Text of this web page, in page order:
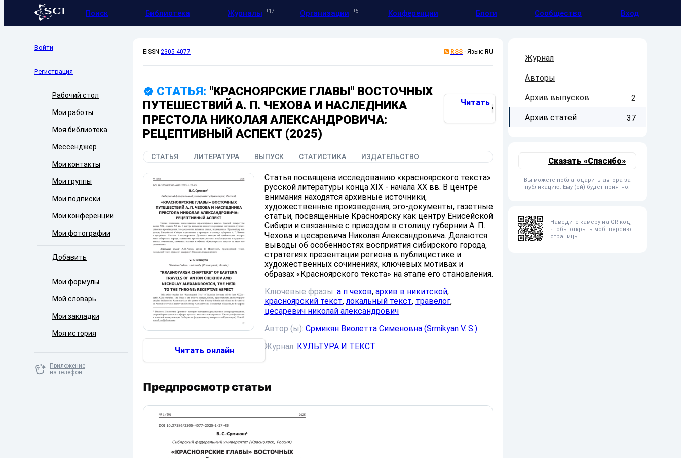
Поиск Библиотека Журналы 17 Организации 5 Конференции Блоги Сообщество Вход
Войти
Регистрация
Рабочий стол
Мои работы
Моя библиотека
Мессенджер
Мои контакты
Мои группы
Мои подписки
Мои конференции
Мои фотографии
Добавить
Мои формулы
Мой словарь
Мои закладки
Моя история
Приложение
на телефон
EISSN 2305-4077 RSS · Язык: RU
СТАТЬЯ: "КРАСНОЯРСКИЕ ГЛАВЫ" ВОСТОЧНЫХ
ПУТЕШЕСТВИЙ А. П. ЧЕХОВА И НАСЛЕДНИКА
ПРЕСТОЛА НИКОЛАЯ АЛЕКСАНДРОВИЧА:
РЕЦЕПТИВНЫЙ АСПЕКТ (2025)
Читать
СТАТЬЯ ЛИТЕРАТУРА ВЫПУСК СТАТИСТИКА ИЗДАТЕЛЬСТВО
Читать онлайн
Статья посвящена исследованию «красноярского текста»
русской литературы конца XIX - начала XX вв. В центре
внимания находятся архивные источники,
художественные произведения, эго-документы, газетные
статьи, посвященные Красноярску как центру Енисейской
Сибири и связанные с приездом в столицу губернии А. П.
Чехова и цесаревича Николая Александровича. Делаются
выводы об особенностях восприятия сибирского города,
стратегиях презентации региона в публицистике и
художественных сочинениях, ключевых мотивах и
образах «Красноярского текста» на этапе его становления.
Ключевые фразы: а п чехов, архив в никитской,
красноярский текст,локальный текст, травелог,
цесаревич николай александрович
Автор (ы): Срмикян Виолетта Сименовна (Srmikyan V. S.)
Журнал: КУЛЬТУРА И ТЕКСТ
Предпросмотр статьи
Журнал
Авторы
Архив выпусков 2
Архив статей 37
Сказать «Спасибо»
Вы можете поблагодарить автора за
публикацию. Ему (ей) будет приятно.
Наведите камеру на QR-код,
чтобы открыть моб. версию
страницы.